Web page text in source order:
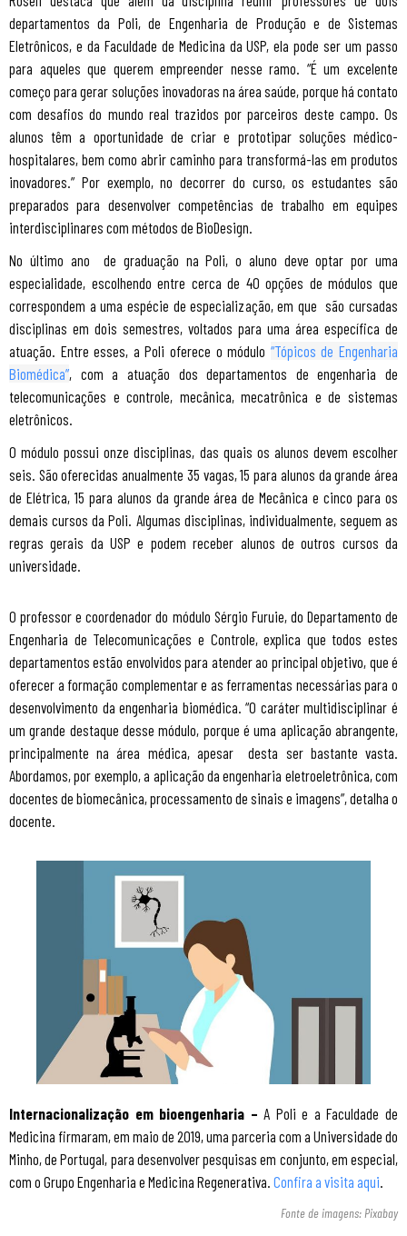
departamentos da Poli, de Engenharia de Produção e de Sistemas
Eletrônicos, e da Faculdade de Medicina da USP, ela pode ser um passo
para aqueles que querem empreender nesse ramo. “É um excelente
começo para gerar soluções inovadoras na área saúde, porque há contato
com desafios do mundo real trazidos por parceiros deste campo. Os
alunos têm a oportunidade de criar e prototipar soluções médico-
hospitalares, bem como abrir caminho para transformá-las em produtos
inovadores.” Por exemplo, no decorrer do curso, os estudantes são
preparados para desenvolver competências de trabalho em equipes
interdisciplinares com métodos de BioDesign.
No último ano de graduação na Poli, o aluno deve optar por uma
especialidade, escolhendo entre cerca de 40 opções de módulos que
correspondem a uma espécie de especialização, em que são cursadas
disciplinas em dois semestres, voltados para uma área específica de
atuação. Entre esses, a Poli oferece o módulo “Tópicos de Engenharia
Biomédica”, com a atuação dos departamentos de engenharia de
telecomunicações e controle, mecânica, mecatrônica e de sistemas
eletrônicos.
O módulo possui onze disciplinas, das quais os alunos devem escolher
seis. São oferecidas anualmente 35 vagas, 15 para alunos da grande área
de Elétrica, 15 para alunos da grande área de Mecânica e cinco para os
demais cursos da Poli. Algumas disciplinas, individualmente, seguem as
regras gerais da USP e podem receber alunos de outros cursos da
universidade.
O professor e coordenador do módulo Sérgio Furuie, do Departamento de
Engenharia de Telecomunicações e Controle, explica que todos estes
departamentos estão envolvidos para atender ao principal objetivo, que é
oferecer a formação complementar e as ferramentas necessárias para o
desenvolvimento da engenharia biomédica. “O caráter multidisciplinar é
um grande destaque desse módulo, porque é uma aplicação abrangente,
principalmente na área médica, apesar desta ser bastante vasta.
Abordamos, por exemplo, a aplicação da engenharia eletroeletrônica, com
docentes de biomecânica, processamento de sinais e imagens”, detalha o
docente.
Internacionalização em bioengenharia – A Poli e a Faculdade de
Medicina firmaram, em maio de 2019, uma parceria com a Universidade do
Minho, de Portugal, para desenvolver pesquisas em conjunto, em especial,
com o Grupo Engenharia e Medicina Regenerativa. Confira a visita aqui
Fonte de imagens: Pixabay